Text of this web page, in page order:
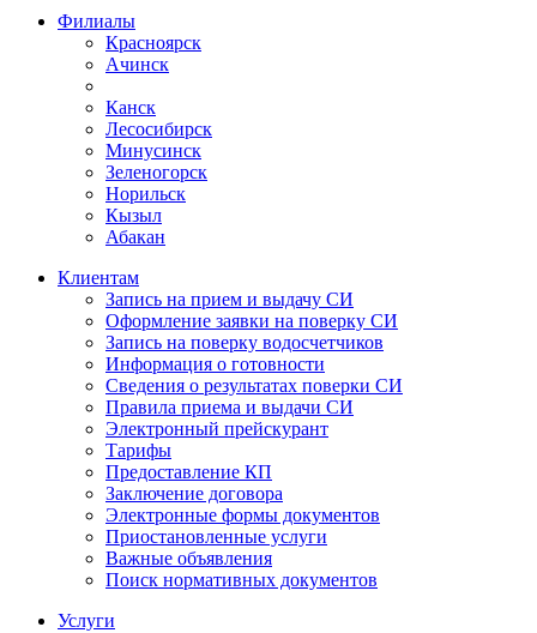
Филиалы
Красноярск
Ачинск
Канск
Лесосибирск
Минусинск
Зеленогорск
Норильск
Кызыл
Абакан
Клиентам
Запись на прием и выдачу СИ
Оформление заявки на поверку СИ
Запись на поверку водосчетчиков
Информация о готовности
Сведения о результатах поверки СИ
Правила приема и выдачи СИ
Электронный прейскурант
Тарифы
Предоставление КП
Заключение договора
Электронные формы документов
Приостановленные услуги
Важные объявления
Поиск нормативных документов
Услуги